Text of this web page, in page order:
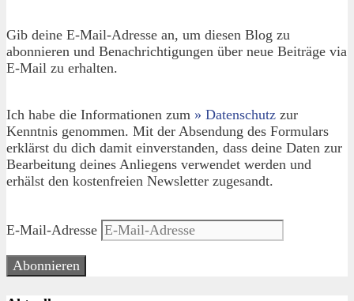
Gib deine E-Mail-Adresse an, um diesen Blog zu
abonnieren und Benachrichtigungen über neue Beiträge via
E-Mail zu erhalten.
Ich habe die Informationen zum » Datenschutz zur
Kenntnis genommen. Mit der Absendung des Formulars
erklärst du dich damit einverstanden, dass deine Daten zur
Bearbeitung deines Anliegens verwendet werden und
erhälst den kostenfreien Newsletter zugesandt.
E-Mail-Adresse
Abonnieren